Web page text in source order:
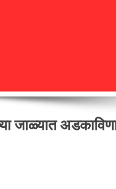
जाळ्यात